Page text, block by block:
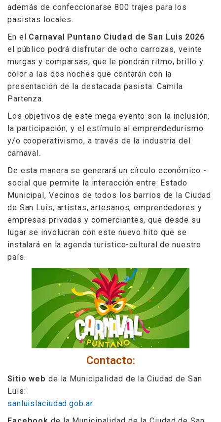
además de confeccionarse 800 trajes para los
pasistas locales.
En el Carnaval Puntano Ciudad de San Luis 2026
el público podrá disfrutar de ocho carrozas, veinte
murgas y comparsas, que le pondrán ritmo, brillo y
color a las dos noches que contarán con la
presentación de la destacada pasista: Camila
Partenza.
Los objetivos de este mega evento son la inclusión,
la participación, y el estímulo al emprendedurismo
y/o cooperativismo, a través de la industria del
carnaval.
De esta manera se generará un círculo económico -
social que permite la interacción entre: Estado
Municipal, Vecinos de todos los barrios de la Ciudad
de San Luis, artistas, artesanos, emprendedores y
empresas privadas y comerciantes, que desde su
lugar se involucran con este nuevo hito que se
instalará en la agenda turístico-cultural de nuestro
país.
Contacto:
Sitio web de la Municipalidad de la Ciudad de San
Luis:
sanluislaciudad.gob.ar